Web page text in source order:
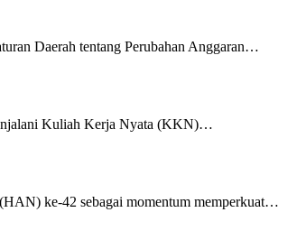
Daerah tentang Perubahan Anggaran…
Kuliah Kerja Nyata (KKN)…
ke-42 sebagai momentum memperkuat…